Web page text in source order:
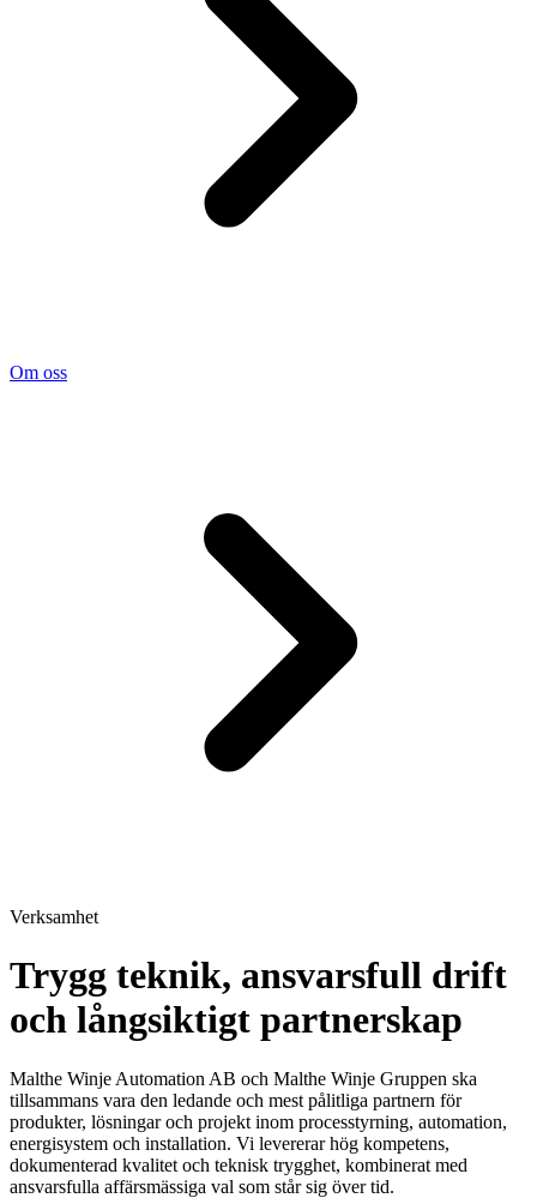
Om oss
Verksamhet
Trygg teknik, ansvarsfull drift
och långsiktigt partnerskap
Malthe Winje Automation AB och Malthe Winje Gruppen ska
tillsammans vara den ledande och mest pålitliga partnern för
produkter, lösningar och projekt inom processtyrning, automation,
energisystem och installation. Vi levererar hög kompetens,
dokumenterad kvalitet och teknisk trygghet, kombinerat med
ansvarsfulla affärsmässiga val som står sig över tid.